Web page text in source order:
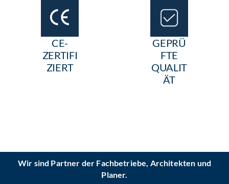
CE-
ZERTIFI
ZIERT
GEPRÜ
FTE
QUALIT
ÄT
Wir sind Partner der Fachbetriebe, Architekten und
Planer.